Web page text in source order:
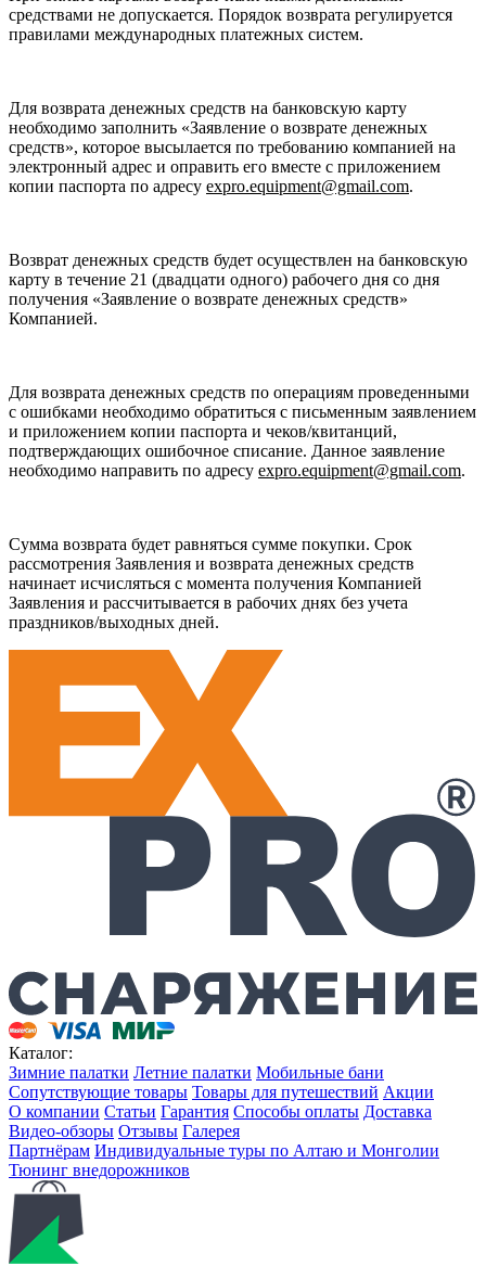
средствами не допускается. Порядок возврата регулируется
правилами международных платежных систем.
Для возврата денежных средств на банковскую карту
необходимо заполнить «Заявление о возврате денежных
средств», которое высылается по требованию компанией на
электронный адрес и оправить его вместе с приложением
копии паспорта по адресу expro.equipment@gmail.com.
Возврат денежных средств будет осуществлен на банковскую
карту в течение 21 (двадцати одного) рабочего дня со дня
получения «Заявление о возврате денежных средств»
Компанией.
Для возврата денежных средств по операциям проведенными
с ошибками необходимо обратиться с письменным заявлением
и приложением копии паспорта и чеков/квитанций,
подтверждающих ошибочное списание. Данное заявление
необходимо направить по адресу expro.equipment@gmail.com.
Сумма возврата будет равняться сумме покупки. Срок
рассмотрения Заявления и возврата денежных средств
начинает исчисляться с момента получения Компанией
Заявления и рассчитывается в рабочих днях без учета
праздников/выходных дней.
Каталог:
Зимние палатки Летние палатки Мобильные бани
Сопутствующие товары Товары для путешествий Акции
О компании Статьи Гарантия Способы оплаты Доставка
Видео-обзоры Отзывы Галерея
Партнёрам Индивидуальные туры по Алтаю и Монголии
Тюнинг внедорожников